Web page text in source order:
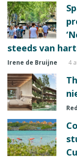
steeds van
Irene de Bruijne 4